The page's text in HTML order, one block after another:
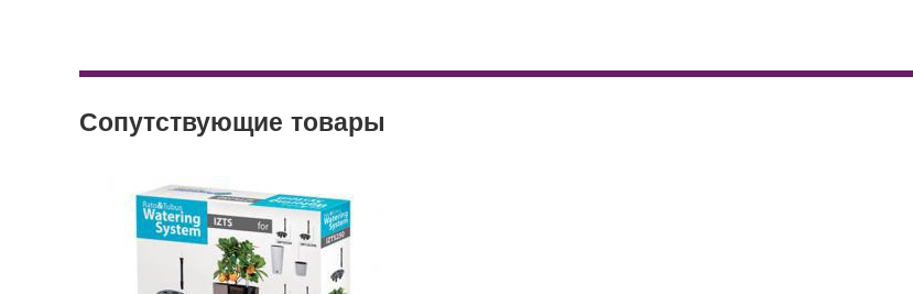
Лежак Sama 20075
Сопутствующие товары